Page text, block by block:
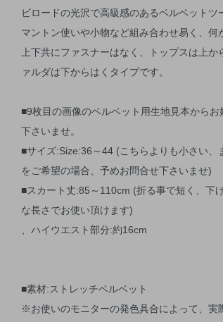
ビロードの光沢で高級感のあるベルベットツ
マントン使いや小物など組み合わせ易く、
上下共にファスナーはなく、トップスは上か
ァルダは下からはくタイプです。
■9枚目の画像のベルベット用生地見本から
下さいませ。
■サイズ:Size:36～44 (こちらよりも小さい、
をご希望の場合、予めお問合せ下さいませ)
■スカート丈:85～110cm (折る事で短く、下
な長さでお使い頂けます)
、ハイウエスト部分:約16cm
■素材:ストレッチベルベット
※お使いのモニターの発色具合によって、実